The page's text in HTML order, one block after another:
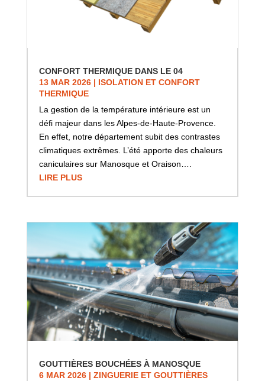
CONFORT THERMIQUE DANS LE 04
13 MAR 2026| ISOLATION ET CONFORT
THERMIQUE
La gestion de la température intérieure est un
défi majeur dans les Alpes-de-Haute-Provence.
En effet, notre département subit des contrastes
climatiques extrêmes. L’été apporte des chaleurs
caniculaires sur Manosque et Oraison….
LIRE PLUS
GOUTTIÈRES BOUCHÉES À MANOSQUE
6 MAR 2026| ZINGUERIE ET GOUTTIÈRES